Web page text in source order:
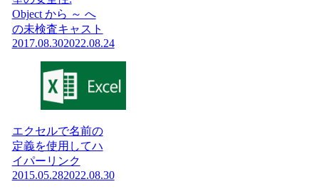
Object から ～ へ
の未検査キャスト
2017.08.302022.08.24
エクセルで名前の
定義を使用してハ
イパーリンク
2015.05.282022.08.30